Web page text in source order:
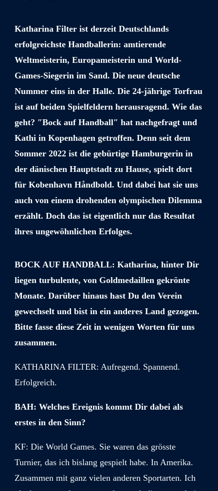
Katharina Filter ist derzeit Deutschlands
erfolgreichste Handballerin: amtierende
Weltmeisterin, Europameisterin und World-
Games-Siegerin im Sand. Die neue deutsche
Nummer eins in der Halle. Die 24-jährige Torfrau
ist auf beiden Spielfeldern herausragend. Wie das
geht? ″Bock auf Handball″ hat nachgefragt und
Kathi in Kopenhagen getroffen. Denn seit dem
Sommer 2022 ist die gebürtige Hamburgerin in
der dänischen Hauptstadt zu Hause, spielt dort
fürKobenhavn Håndbold. Und dabei hat sie uns
auch von einem drohenden olympischen Dilemma
erzählt. Doch das ist eigentlich nur das Resultat
ihres ungewöhnlichen Erfolges.
BOCK AUF HANDBALL: Katharina, hinter Dir
liegen turbulente, von Goldmedaillen gekrönte
Monate. Darüber hinaus hast Du den Verein
gewechselt und bist in ein anderes Land gezogen.
Bitte fasse diese Zeit in wenigen Worten für uns
zusammen.
KATHARINA FILTER: Aufregend. Spannend.
Erfolgreich.
BAH: Welches Ereignis kommt Dir dabei als
erstes in den Sinn?
KF:Die World Games. Sie waren das grösste
Turnier, das ich bislang gespielt habe. In Amerika.
Zusammen mit ganz vielen anderen Sportarten. Ich